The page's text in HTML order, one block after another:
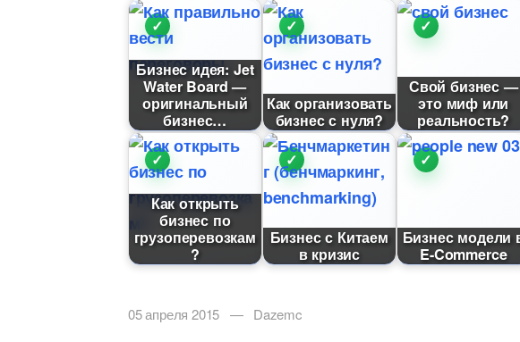
Бизнес идея: Jet
Water Board —
оригинальный
изнес
Как организовать
изнес с нуля?
Свой бизнес —
это миф или
реальность?
Как открыть
изнес по
рузоперевозкам
?
Бизнес с Китаем
кризис
Бизнес
E-Commerce
05 апреля 2015 — Dazemc